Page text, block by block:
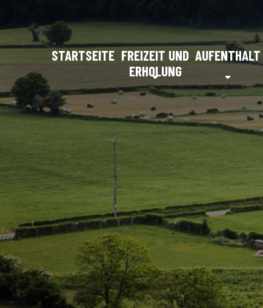
STARTSEITE FREIZEIT UND
ERHOLUNG
AUFENTHALT